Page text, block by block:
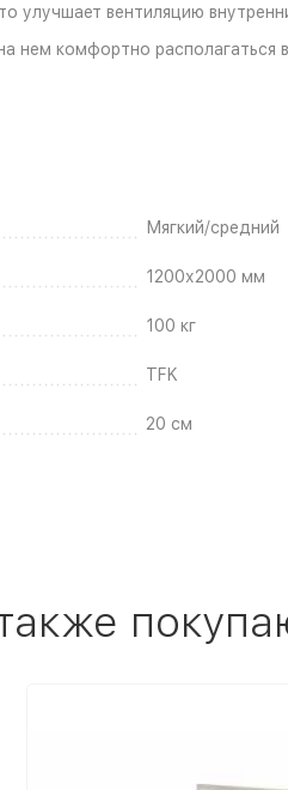
улучшает вентиляцию
нем комфортно
Мягкий/средний
1200х2000 мм
100 кг
TFK
20 см